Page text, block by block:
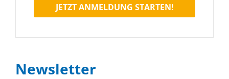
Newsletter
JETZT ANMELDUNG STARTEN!